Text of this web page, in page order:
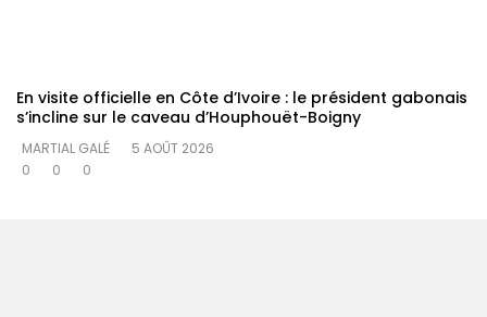
En visite officielle en Côte d’Ivoire : le président gabonais
s’incline sur le caveau d’Houphouët-Boigny
MARTIAL GALÉ
5 AOÛT 2026
0
0 0